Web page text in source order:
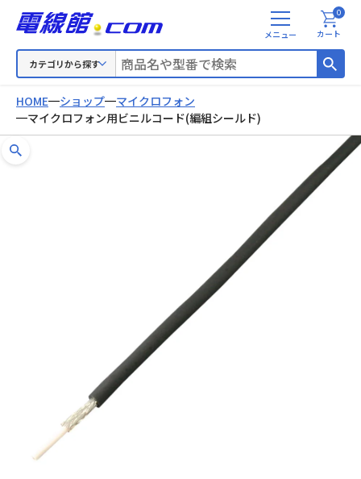
カテゴリから探す
メ
ニ
カート
0
HOME ショップ
マイクロフォン
マイクロフォン用ビニルコード(編組シールド)